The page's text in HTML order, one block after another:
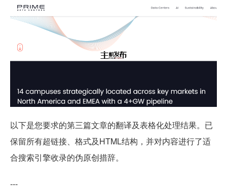
以下是您要求的第三篇文章的翻译及表格化处理结果。已
保留所有超链接、格式及HTML结构，并对内容进行了适
合搜索引擎收录的伪原创措辞。
---